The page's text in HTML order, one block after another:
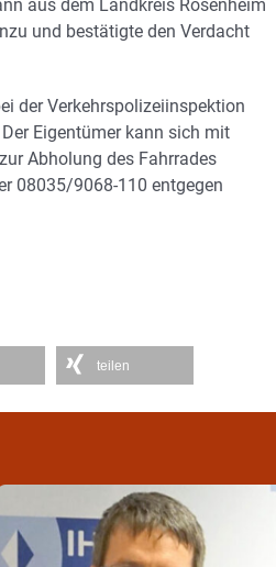
aus dem Landkreis Rosenheim
und bestätigte den Verdacht
der Verkehrspolizeiinspektion
Eigentümer kann sich mit
Abholung des Fahrrades
08035/9068-110 entgegen
teilen